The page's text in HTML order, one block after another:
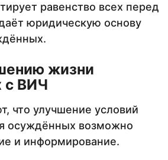
равенство всех перед
юридическую основу
жизни
с ВИЧ
что улучшение условий
осуждённых возможно
и информирование.